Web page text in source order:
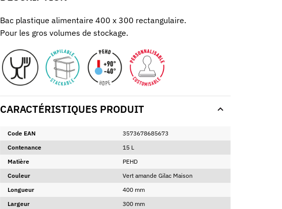
Bac plastique alimentaire 400 x 300 rectangulaire.
Pour les gros volumes de stockage.
CARACTÉRISTIQUES PRODUIT
Code EAN
3573678685673
Contenance
15 L
Matière
PEHD
Couleur
Vert amande Gilac Maison
Longueur
400 mm
Largeur
300 mm